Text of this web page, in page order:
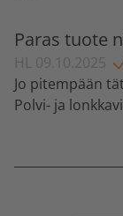
Paras tuote
HL 09.10.2025
Jo pitempään
Polvi- ja